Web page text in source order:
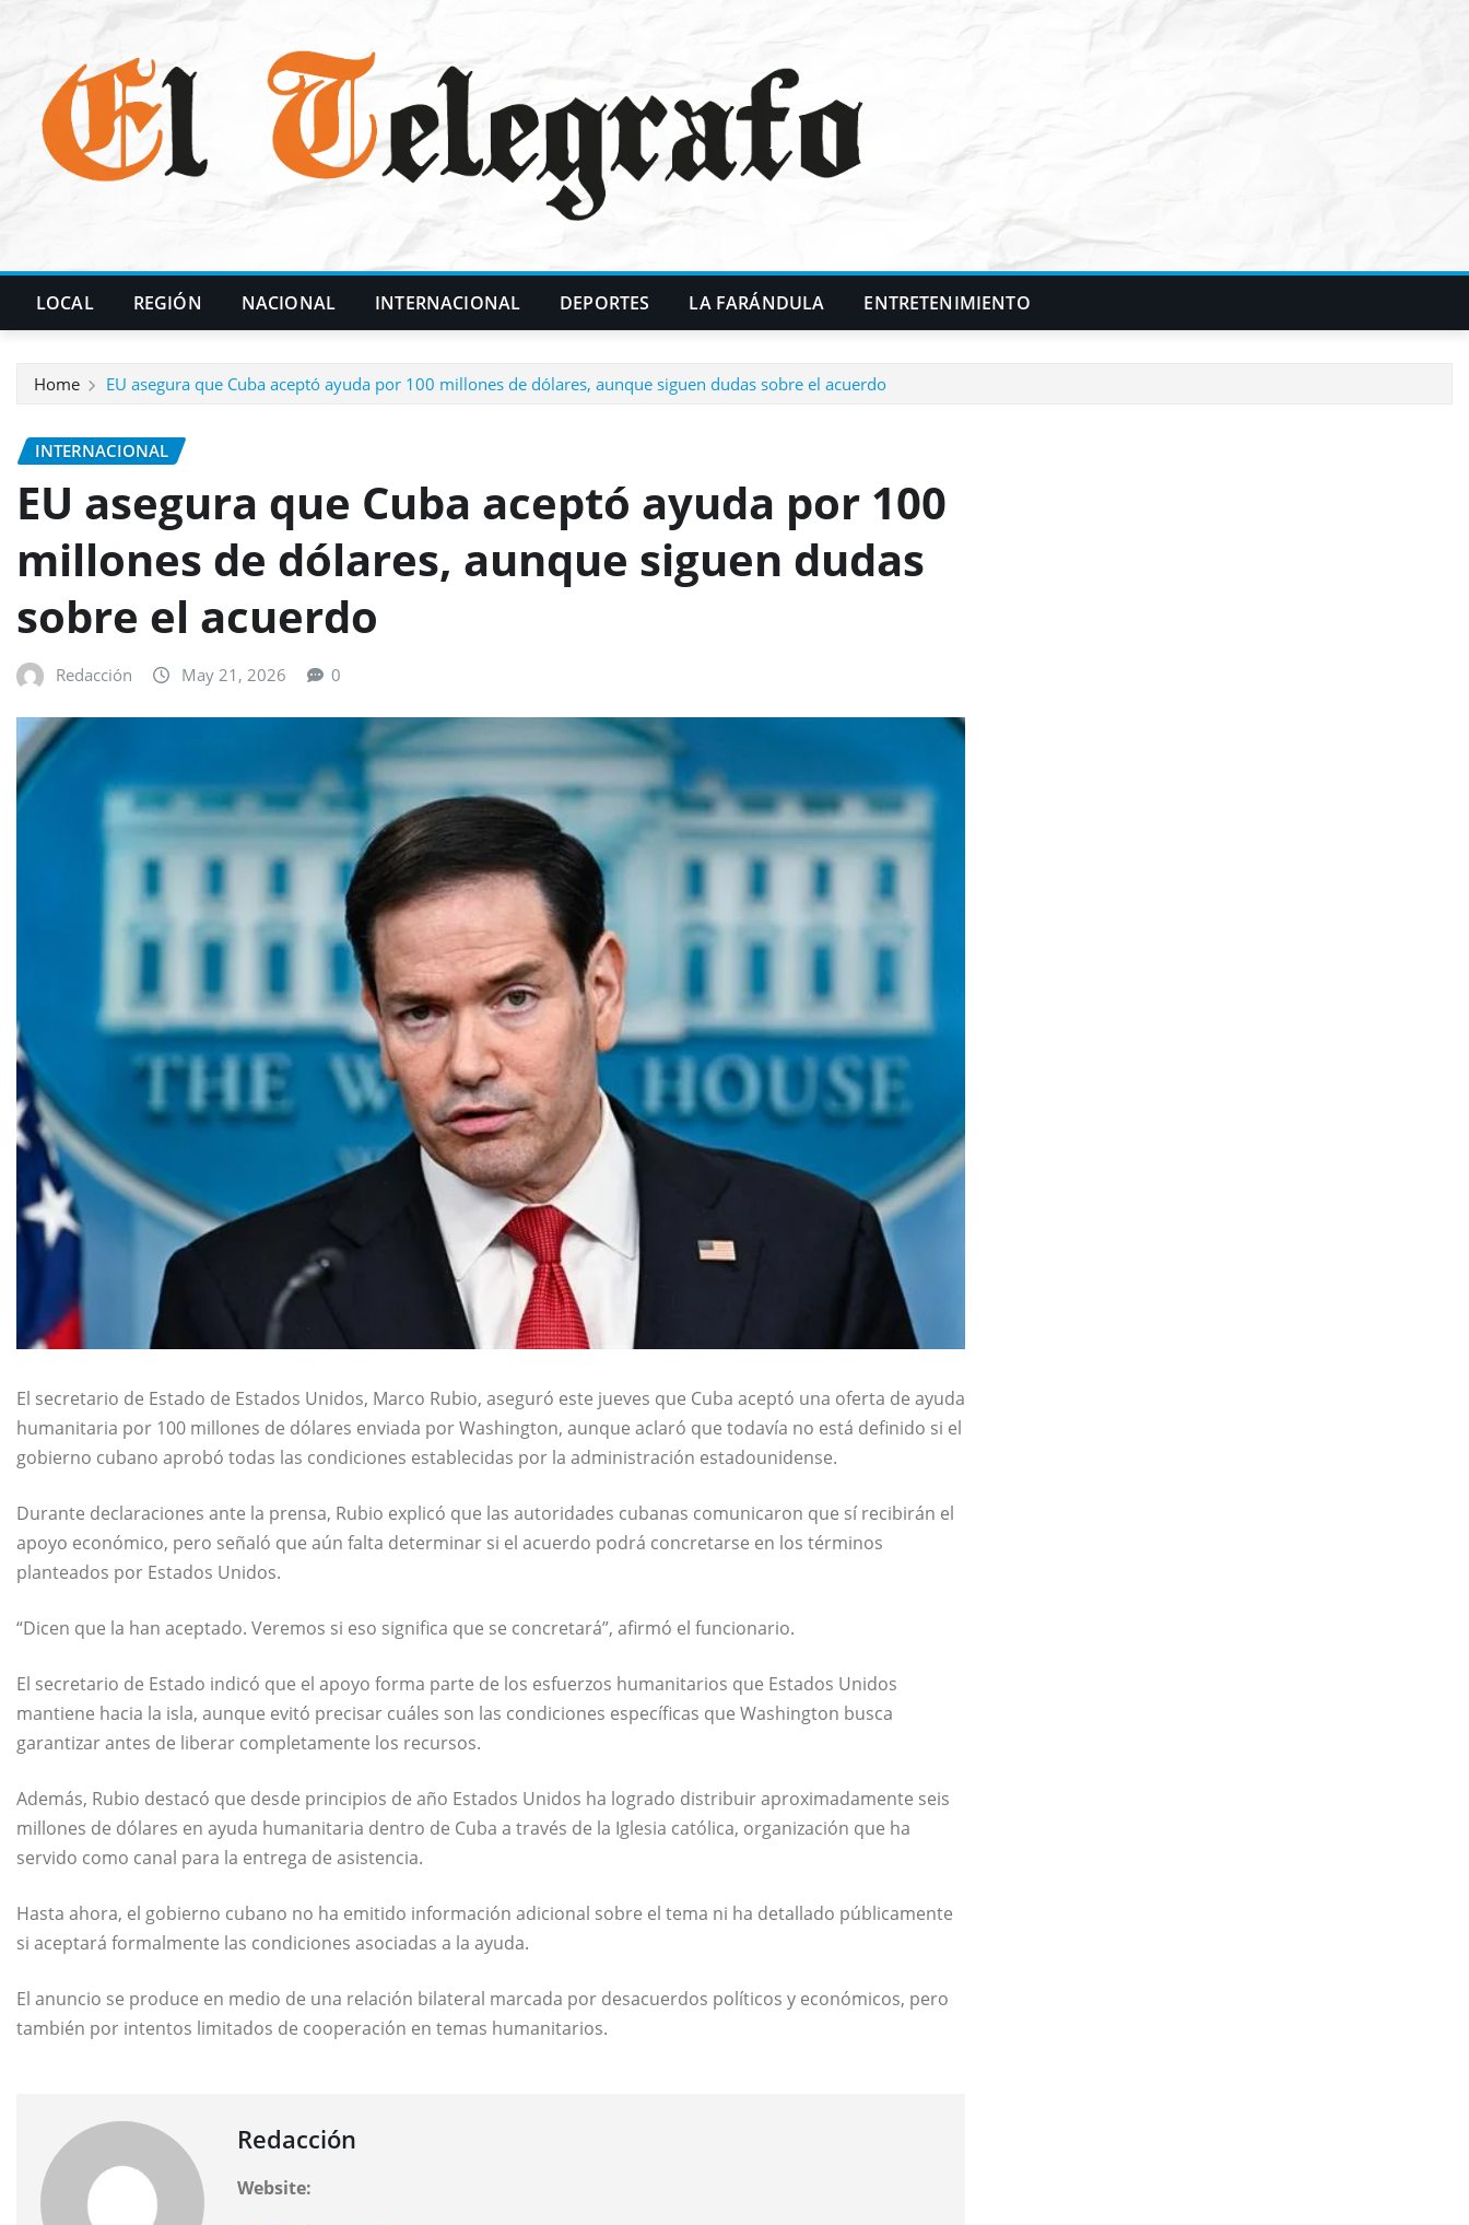
LOCAL REGIÓN NACIONAL INTERNACIONAL DEPORTES LA FARÁNDULA ENTRETENIMIENTO
Home EU asegura que Cuba aceptó ayuda por 100 millones de dólares, aunque siguen dudas sobre el acuerdo
INTERNACIONAL
EU asegura que Cuba aceptó ayuda por 100
millones de dólares, aunque siguen dudas
sobre el acuerdo
Redacción May 21, 2026 0
El secretario de Estado de Estados Unidos, Marco Rubio, aseguró este jueves que Cuba aceptó una oferta de ayuda
humanitaria por 100 millones de dólares enviada por Washington, aunque aclaró que todavía no está definido si el
gobierno cubano aprobó todas las condiciones establecidas por la administración estadounidense.
Durante declaraciones ante la prensa, Rubio explicó que las autoridades cubanas comunicaron que sí recibirán el
apoyo económico, pero señaló que aún falta determinar si el acuerdo podrá concretarse en los términos
planteados por Estados Unidos.
“Dicen que la han aceptado. Veremos si eso significa que se concretará”, afirmó el funcionario.
El secretario de Estado indicó que el apoyo forma parte de los esfuerzos humanitarios que Estados Unidos
mantiene hacia la isla, aunque evitó precisar cuáles son las condiciones específicas que Washington busca
garantizar antes de liberar completamente los recursos.
Además, Rubio destacó que desde principios de año Estados Unidos ha logrado distribuir aproximadamente seis
millones de dólares en ayuda humanitaria dentro de Cuba a través de la Iglesia católica, organización que ha
servido como canal para la entrega de asistencia.
Hasta ahora, el gobierno cubano no ha emitido información adicional sobre el tema ni ha detallado públicamente
si aceptará formalmente las condiciones asociadas a la ayuda.
El anuncio se produce en medio de una relación bilateral marcada por desacuerdos políticos y económicos, pero
también por intentos limitados de cooperación en temas humanitarios.
Redacción
Website: